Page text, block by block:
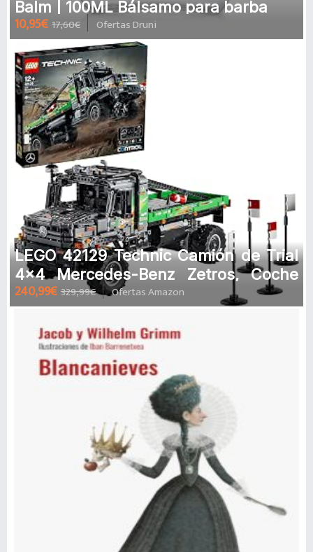
Balm | 100ML Bálsamo para barba
10,95€ 17,60€ Ofertas Druni
LEGO 42129 Technic Camión de Trial
4x4 Mercedes-Benz Zetros, Coche
Teledirigido, Todoterreno de Jug
240,99€ 329,99€ Ofertas Amazon